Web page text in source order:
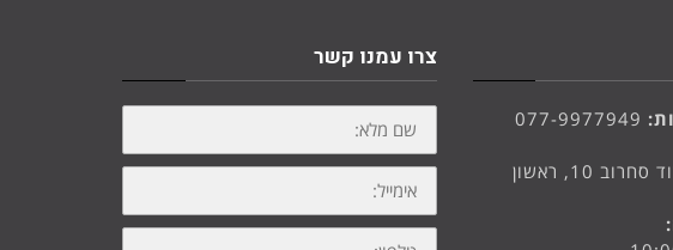
077-9977949
רח' דוד סחרוב 10, ראשון
צרו עמנו קשר
שם
מלא:
אימייל:
טלפון: